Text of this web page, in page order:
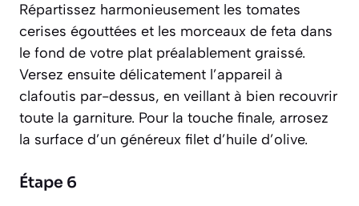
Répartissez harmonieusement les tomates
cerises égouttées et les morceaux de feta dans
le fond de votre plat préalablement graissé.
Versez ensuite délicatement l’appareil à
clafoutis par-dessus, en veillant à bien recouvrir
toute la garniture. Pour la touche finale, arrosez
la surface d’un généreux filet d’huile d’olive.
Étape 6